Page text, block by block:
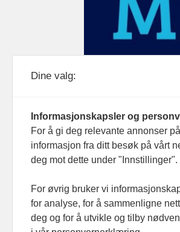
Dine valg:
Informasjonskapsler og
For å gi deg relevante annonser
informasjon fra ditt besøk på vårt
deg mot dette under "Innstillinger".
For øvrig bruker vi
for analyse, for å sammenligne
deg og for å utvikle og tilby